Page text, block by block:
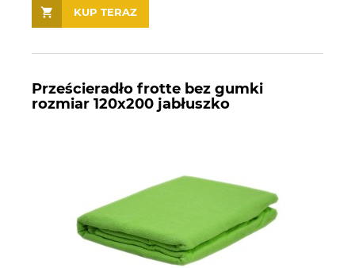
KUP TERAZ
Prześcieradło frotte bez gumki
rozmiar 120x200 jabłuszko